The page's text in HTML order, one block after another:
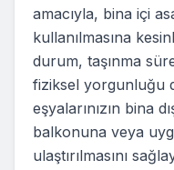
amacıyla, bina içi
kullanılmasına
durum, taşınma
fiziksel yorgunluğu
eşyalarınızın bina
balkonuna veya
ulaştırılmasını